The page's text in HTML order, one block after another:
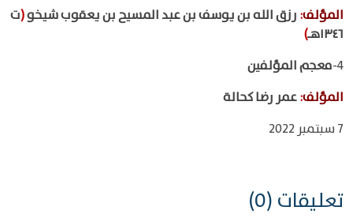
المؤلف: رزق الله بن يوسف بن عبد المسيح بن يعقوب شيخو(ت
١٣٤٦هـ
)
4- معجم المؤلفين
المؤلف:عمر رضا كحالة
7 سبتمبر 2022
تعليقات (0)